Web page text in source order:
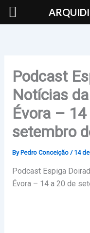
Skip
Podcast
Notícias
Évora –
setembro
By Pedro Conceição / 14
Podcast Espiga
Évora – 14 a 20 de